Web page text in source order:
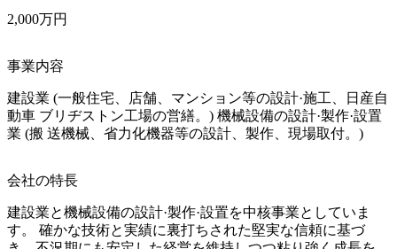
2,000万円
事業内容
建設業 (一般住宅、店舗、マンション等の設計·施工、日産自
動車 ブリヂストン工場の営繕。) 機械設備の設計·製作·設置
業 (搬 送機械、省力化機器等の設計、製作、現場取付。)
会社の特長
建設業と機械設備の設計·製作·設置を中核事業としていま
す。 確かな技術と実績に裏打ちされた堅実な信頼に基づ